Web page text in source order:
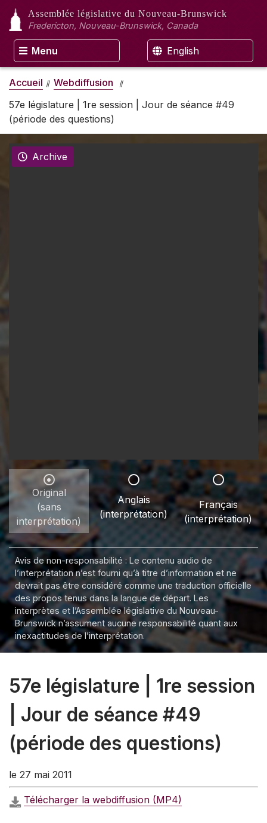
Assemblée législative du Nouveau-Brunswick
Fredericton, Nouveau-Brunswick, Canada
Menu English
Accueil
Webdiffusion
57e législature | 1re session | Jour de séance #49
(période des questions)
Archive
Original
(sans
interprétation)
Anglais
(interprétation)
Français
(interprétation)
Avis de non-responsabilité : Le contenu audio de
l’interprétation n’est fourni qu’à titre d’information et ne
devrait pas être considéré comme une traduction officielle
des propos tenus dans la langue de départ. Les
interprètes et l’Assemblée législative du Nouveau-
Brunswick n’assument aucune responsabilité quant aux
inexactitudes de l’interprétation.
57e législature | 1re session
| Jour de séance #49
(période des questions)
le 27 mai 2011
Télécharger la webdiffusion (MP4)